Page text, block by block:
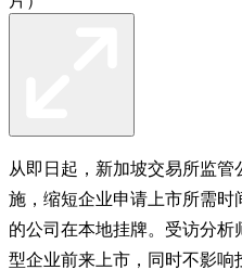
从即日起，新加坡交易所监
施，缩短企业申请上市所需时
的公司在本地挂牌。受访分
型企业前来上市，同时不影响